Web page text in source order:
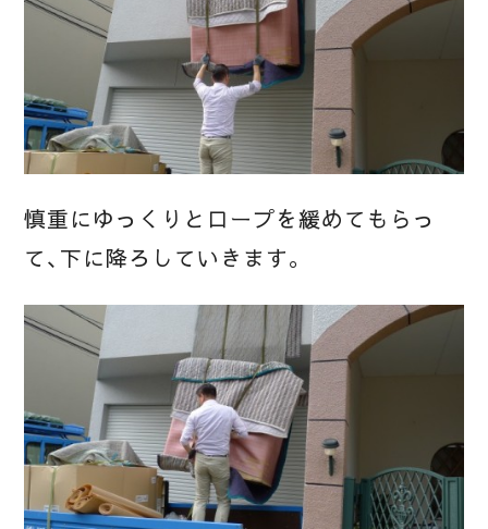
慎重にゆっくりとロープを緩めてもらっ
て、下に降ろしていきます。